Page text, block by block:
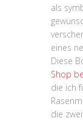
als
eines
Diese
Shop
die ich
die